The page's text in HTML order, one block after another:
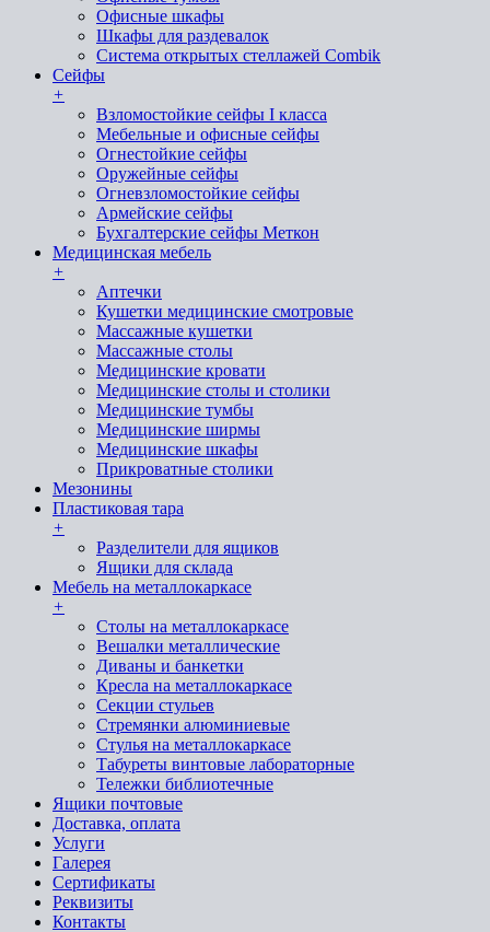
Офисные шкафы
Шкафы для раздевалок
Система открытых стеллажей Combik
Сейфы
+
Взломостойкие сейфы I класса
Мебельные и офисные сейфы
Огнестойкие сейфы
Оружейные сейфы
Огневзломостойкие сейфы
Армейские сейфы
Бухгалтерские сейфы Меткон
Медицинская мебель
+
Аптечки
Кушетки медицинские смотровые
Массажные кушетки
Массажные столы
Медицинские кровати
Медицинские столы и столики
Медицинские тумбы
Медицинские ширмы
Медицинские шкафы
Прикроватные столики
Мезонины
Пластиковая тара
+
Разделители для ящиков
Ящики для склада
Мебель на металлокаркасе
+
Cтолы на металлокаркасе
Вешалки металлические
Диваны и банкетки
Кресла на металлокаркасе
Секции стульев
Стремянки алюминиевые
Стулья на металлокаркасе
Табуреты винтовые лабораторные
Тележки библиотечные
Ящики почтовые
Доставка, оплата
Услуги
Галерея
Сертификаты
Реквизиты
Контакты